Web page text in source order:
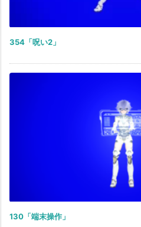
354「呪い2」
130「端末操作」